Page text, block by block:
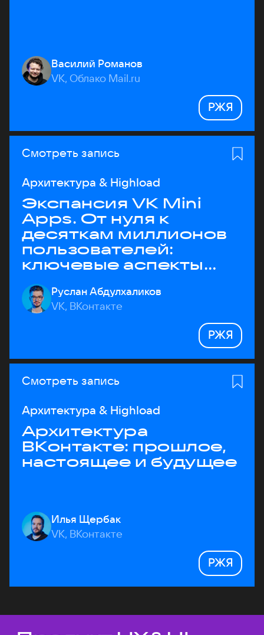
Василий Романов
VK, Облако Mail.ru
РЖЯ
Смотреть запись
Архитектура & Highload
Экспансия VK Mini
Apps. От нуля к
десяткам миллионов
пользователей:
ключевые аспекты
архитектуры
Руслан Абдулхаликов
VK, ВКонтакте
РЖЯ
Смотреть запись
Архитектура & Highload
Архитектура
ВКонтакте: прошлое,
настоящее и будущее
Илья Щербак
VK, ВКонтакте
РЖЯ